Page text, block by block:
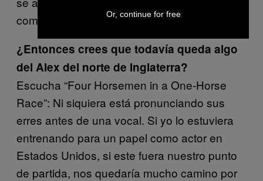
comunicativos inmediatos.
¿Entonces crees que todavía queda algo
del Alex del norte de Inglaterra?
Escucha “Four Horsemen in a One-Horse
Race”: Ni siquiera está pronunciando sus
erres antes de una vocal. Si yo lo estuviera
entrenando para un papel como actor en
Estados Unidos, si este fuera nuestro punto
de partida, nos quedaría mucho camino por
Or, continue for free